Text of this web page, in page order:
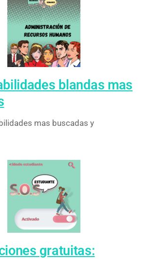
blandas mas
mas buscadas y
gratuitas: